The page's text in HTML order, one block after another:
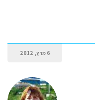
6 מרץ, 2012